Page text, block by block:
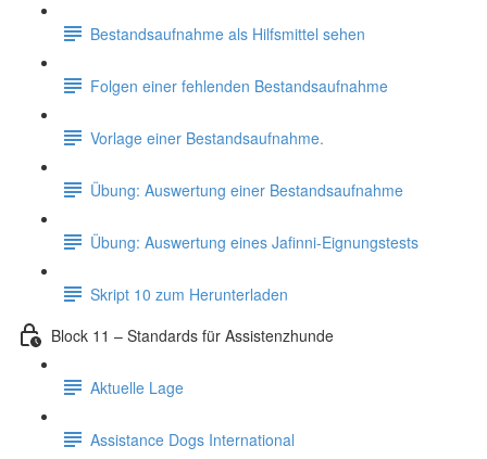
Bestandsaufnahme als Hilfsmittel sehen
Folgen einer fehlenden Bestandsaufnahme
Vorlage einer Bestandsaufnahme.
Übung: Auswertung einer Bestandsaufnahme
Übung: Auswertung eines Jafinni-Eignungstests
Skript 10 zum Herunterladen
Block 11 – Standards für Assistenzhunde
Aktuelle Lage
Assistance Dogs International